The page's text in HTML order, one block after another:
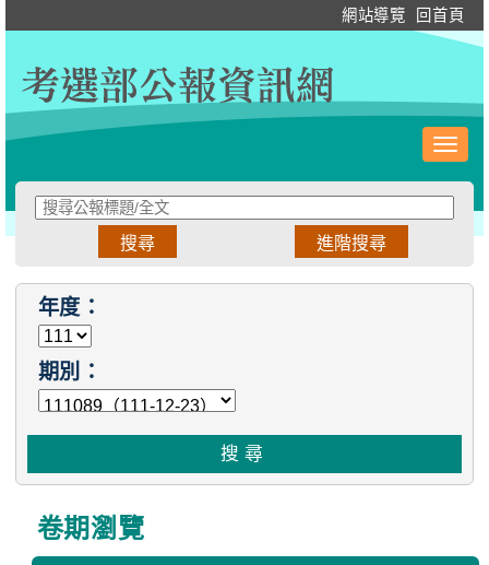
要
內
容
:::
網站導覽 回首頁
年度：
期別：
卷期瀏覽